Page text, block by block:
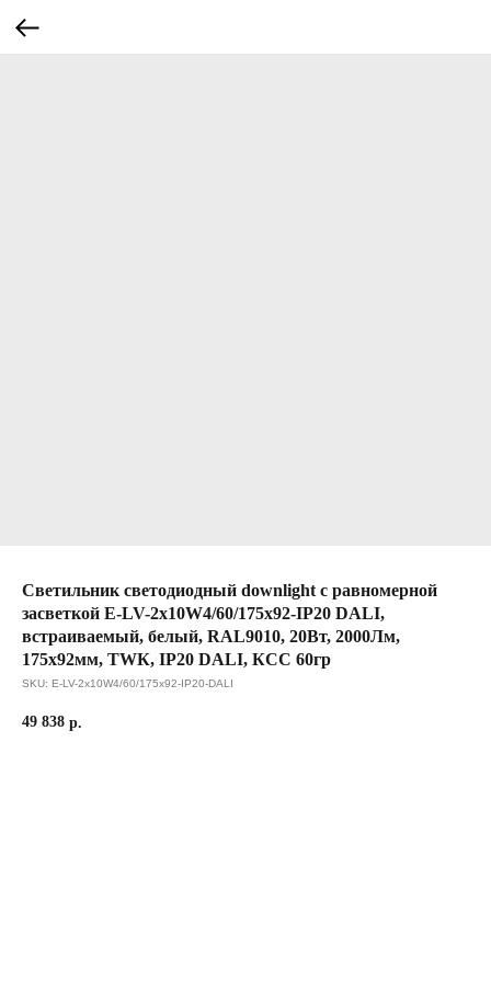
Светильник светодиодный downlight с равномерной
засветкой E-LV-2x10W4/60/175x92-IP20 DALI,
встраиваемый, белый, RAL9010, 20Вт, 2000Лм,
175x92мм, TWК, IP20 DALI, КСС 60гр
SKU: E-LV-2x10W4/60/175x92-IP20-DALI
49 838 р.